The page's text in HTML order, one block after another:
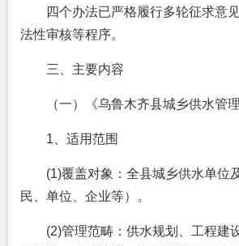
四个办法已严格履行多轮征求意
法性审核等程序。
三、主要内容
（一）《乌鲁木齐县城乡供水管理
1、适用范围
(1)覆盖对象：全县城乡供水单位
民、单位、企业等）。
(2)管理范畴：供水规划、工程建